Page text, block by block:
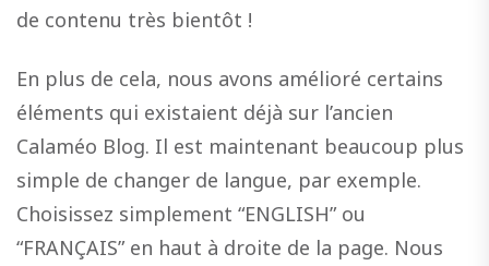
de contenu très bientôt !
En plus de cela, nous avons amélioré certains
éléments qui existaient déjà sur l’ancien
Calaméo Blog. Il est maintenant beaucoup plus
simple de changer de langue, par exemple.
Choisissez simplement “ENGLISH” ou
“FRANÇAIS” en haut à droite de la page. Nous